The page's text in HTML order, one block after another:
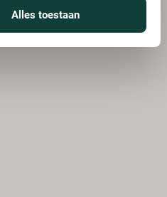
Alles toestaan